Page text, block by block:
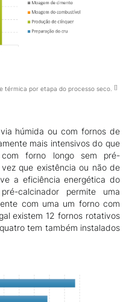
térmica por etapa do processo seco.
húmida ou com fornos de
mais intensivos do que
forno longo sem pré-
que existência ou não de
a eficiência energética do
calcinador permite uma
com uma um forno com
existem 12 fornos rotativos
tem também instalados